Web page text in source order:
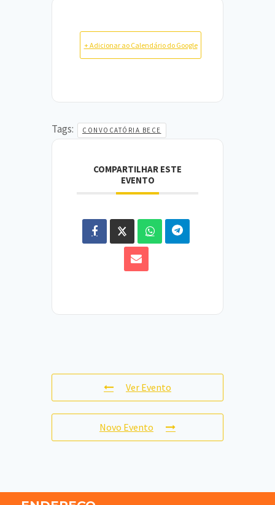
+ Adicionar ao Calendário do Google
Tags: CONVOCATÓRIA BECE
COMPARTILHAR ESTE
EVENTO
Ver Evento
Novo Evento